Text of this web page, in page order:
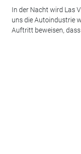
In der Nacht wird Las
uns die Autoindustrie
Auftritt beweisen, dass